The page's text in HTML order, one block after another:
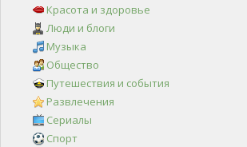
Красота и здоровье
Люди и блоги
Музыка
Общество
Путешествия и события
Развлечения
Сериалы
Спорт